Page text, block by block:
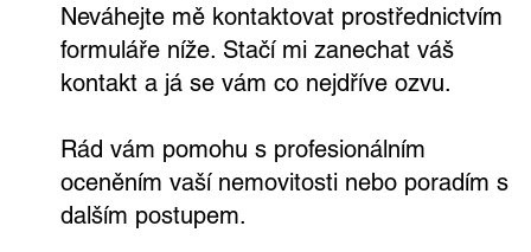
Neváhejte mě kontaktovat prostřednictvím
formuláře níže. Stačí mi zanechat váš
kontakt a já se vám co nejdříve ozvu.
Rád vám pomohu s profesionálním
oceněním vaší nemovitosti nebo poradím s
dalším postupem.